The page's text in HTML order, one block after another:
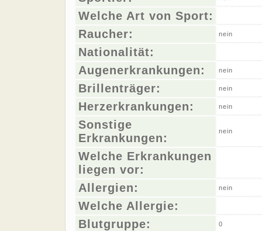
Welche Art von Sport:
Raucher:
nein
Nationalität:
Augenerkrankungen:
nein
Brillenträger: nein
Herzerkrankungen: nein
Sonstige
Erkrankungen:
nein
Welche Erkrankungen
liegen vor:
Allergien:
nein
Welche Allergie:
Blutgruppe:
0